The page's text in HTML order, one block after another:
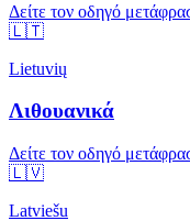
Δείτε τον οδηγό
🇱🇹
Lietuvių
Λιθουανικά
Δείτε τον οδηγό
🇱🇻
Latviešu